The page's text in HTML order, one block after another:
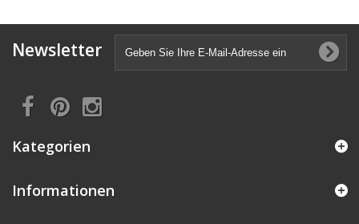
Newsletter
Kategorien
Informationen